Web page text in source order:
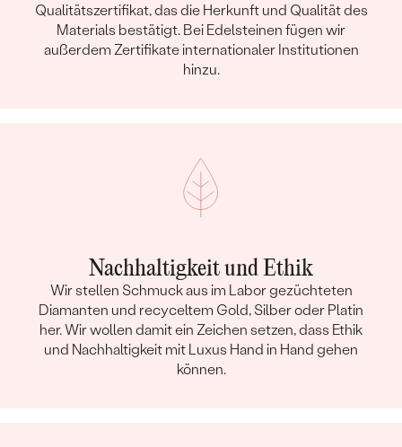
Qualitätszertifikat, das die Herkunft und Qualität des
Materials bestätigt. Bei Edelsteinen fügen wir
außerdem Zertifikate internationaler Institutionen
hinzu.
Nachhaltigkeit und Ethik
Wir stellen Schmuck aus im Labor gezüchteten
Diamanten und recyceltem Gold, Silber oder Platin
her. Wir wollen damit ein Zeichen setzen, dass Ethik
und Nachhaltigkeit mit Luxus Hand in Hand gehen
können.